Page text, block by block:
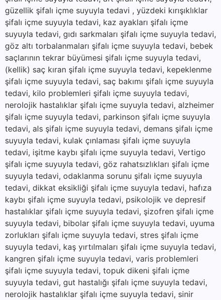
güzellik şifalı içme suyuyla tedavi , yüzdeki kırışıklıklar
şifalı içme suyuyla tedavi, kaz ayakları şifalı içme
suyuyla tedavi, gıdı sarkmaları şifalı içme suyuyla tedavi,
göz altı torbalanmaları şifalı içme suyuyla tedavi, bebek
saçlarının tekrar büyümesi şifalı içme suyuyla tedavi,
(kellik) saç kıran şifalı içme suyuyla tedavi, kepeklenme
şifalı içme suyuyla tedavi, saç bakımı şifalı içme suyuyla
tedavi, kilo problemleri şifalı içme suyuyla tedavi,
nerolojik hastalıklar şifalı içme suyuyla tedavi, alzheimer
şifalı içme suyuyla tedavi, parkinson şifalı içme suyuyla
tedavi, als şifalı içme suyuyla tedavi, demans şifalı içme
suyuyla tedavi, kulak çınlaması şifalı içme suyuyla
tedavi, işitme kaybı şifalı içme suyuyla tedavi, Vertigo
şifalı içme suyuyla tedavi, göz rahatsızlıkları şifalı içme
suyuyla tedavi, odaklanma sorunu şifalı içme suyuyla
tedavi, dikkat eksikliği şifalı içme suyuyla tedavi, hafıza
kaybı şifalı içme suyuyla tedavi, psikolojik ve depresif
hastalıklar şifalı içme suyuyla tedavi, şizofren şifalı içme
suyuyla tedavi, bibolar şifalı içme suyuyla tedavi, uyuma
zorlukları şifalı içme suyuyla tedavi, stres şifalı içme
suyuyla tedavi, kaş yırtılmaları şifalı içme suyuyla tedavi,
kangren şifalı içme suyuyla tedavi, varis problemleri
şifalı içme suyuyla tedavi, topuk dikeni şifalı içme
suyuyla tedavi, gut hastalığı şifalı içme suyuyla tedavi,
nerolojik hastalıklar şifalı içme suyuyla tedavi, sinir